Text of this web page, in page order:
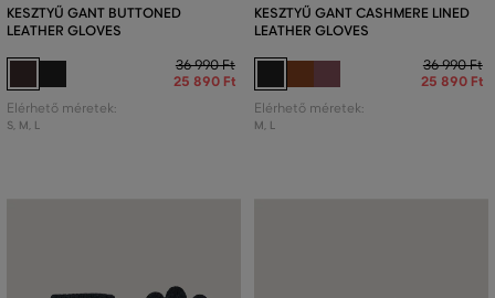
KESZTYŰ GANT BUTTONED
LEATHER GLOVES
36 990 Ft
25 890 Ft
Elérhető méretek:
S, M, L
KESZTYŰ GANT CASHMERE LINED
LEATHER GLOVES
36 990 Ft
25 890 Ft
Elérhető méretek:
M, L